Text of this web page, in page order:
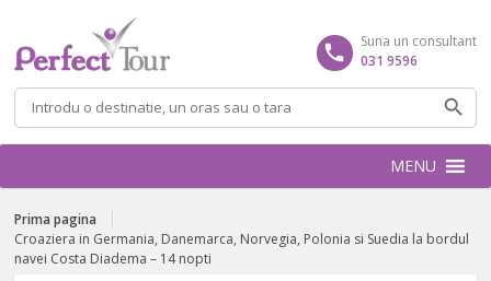
Caută
după:
Suna un consultant
031 9596
MENU
Prima pagina
Croaziera in Germania, Danemarca, Norvegia, Polonia si Suedia la bordul
navei Costa Diadema – 14 nopti